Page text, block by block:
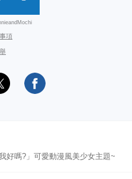
項
好嗎?」可愛動漫風美少女主題~